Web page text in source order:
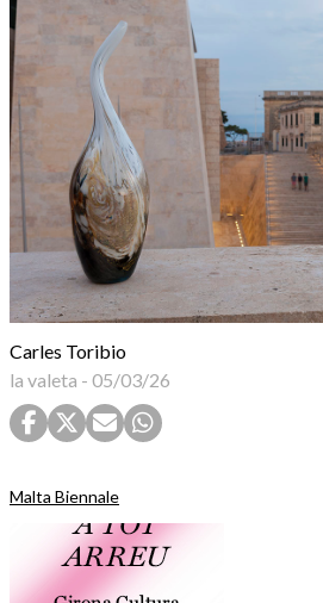
Carles Toribio
la valeta - 05/03/26
Malta Biennale